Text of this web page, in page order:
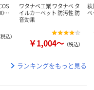
税込）
ワタナベ工業 ワタナベ タ
イルカーペット 防汚性 防
音効果
￥1,004～ （税込）
萩
ペ
ランキングをもっと見る